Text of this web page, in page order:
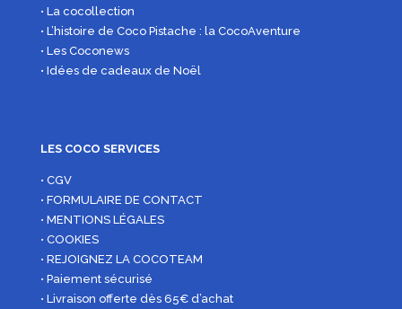
• La cocollection
• L’histoire de Coco Pistache : la CocoAventure
• Les Coconews
• Idées de cadeaux de Noël
LES COCO SERVICES
• CGV
• FORMULAIRE DE CONTACT
• MENTIONS LÉGALES
• COOKIES
• REJOIGNEZ LA COCOTEAM
• Paiement sécurisé
• Livraison offerte dès 65€ d’achat